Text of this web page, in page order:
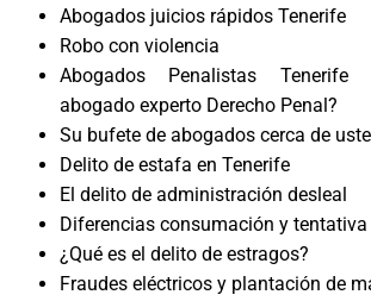
Abogados juicios rápidos Tenerife
Robo con violencia
Abogados Penalistas Tenerife
abogado experto Derecho Penal?
Su bufete de abogados cerca de
Delito de estafa en Tenerife
El delito de administración desleal
Diferencias consumación y tentativa
¿Qué es el delito de estragos?
Fraudes eléctricos y plantación de